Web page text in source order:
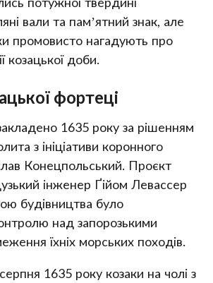
вали та пам’ятний знак, але
промовисто нагадують про
козацької доби.
фортеці
1635 року за рішенням
з ініціативи коронного
Конецпольський. Проєкт
інженер Ґійом Левассер
будівництва було
над запорозькими
їхніх морських походів.
1635 року козаки на чолі з